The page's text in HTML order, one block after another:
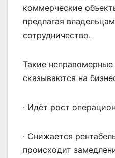
коммерческие
предлагая
сотрудничество.
Такие неправомерные
сказываются на
· Идёт рост
· Снижается
происходит